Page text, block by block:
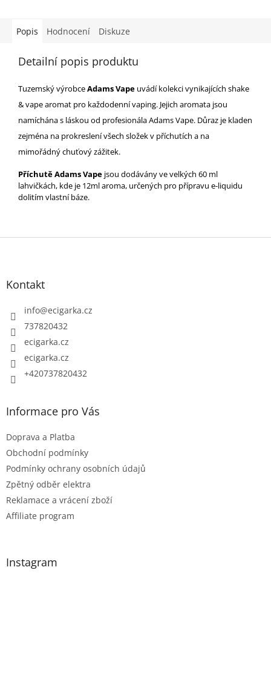
Popis Hodnocení Diskuze
Detailní popis produktu
Tuzemský výrobceAdams Vape uvádí kolekci vynikajících shake
& vape aromat pro každodenní vaping. Jejich aromata jsou
namíchána s láskou od profesionála Adams Vape. Důraz je kladen
zejména na prokreslení všech složek v příchutích a na
mimořádný chuťový zážitek.
Příchutě Adams Vape jsou dodávány ve velkých 60 ml
lahvičkách, kde je 12ml aroma, určených pro přípravu e-liquidu
dolitím vlastní báze.
Kontakt
info@ecigarka.cz
737820432
ecigarka.cz
ecigarka.cz
+420737820432
Informace pro Vás
Doprava a Platba
Obchodní podmínky
Podmínky ochrany osobních údajů
Zpětný odběr elektra
Reklamace a vrácení zboží
Affiliate program
Instagram